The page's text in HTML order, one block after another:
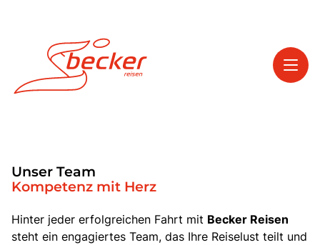
Service
Unser Team
Kompetenz mit Herz
Hinter jeder erfolgreichen Fahrt mit Becker Reisen
steht ein engagiertes Team, das Ihre Reiselust teilt und